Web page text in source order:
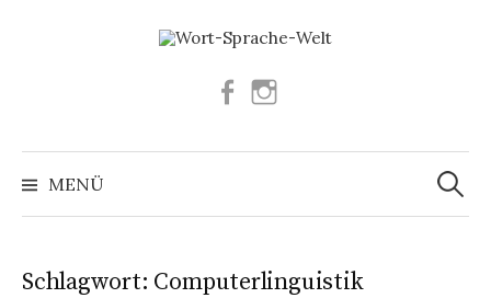
Facebook
MENÜ
Suchen
nach:
Schlagwort: Computerlinguistik